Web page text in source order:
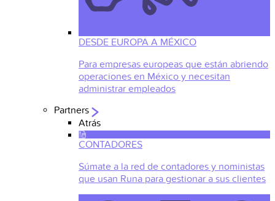
DESDE EUROPA A MÉXICO
Para empresas europeas que están abriendo
operaciones en México y necesitan
administrar empleados
Partners
Atrás
CONTADORES
Súmate a la red de contadores y noministas
que usan Runa para gestionar a sus clientes